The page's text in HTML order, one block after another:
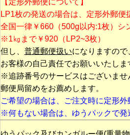
【定形外郵便について】
LP1枚の発送の場合は、定形外郵便
全国一律￥660（500g以内:1枚）シ
※1㎏まで￥920（LP2~3枚）
但し、 普通郵便扱いになりますの
お客様の自己責任でお願いいたしま
※追跡番号のサービスはございませ
郵便局留めをお薦めします。
ご希望の場合は、ご注文時に定形
※何もない場合は、ゆうパックで発